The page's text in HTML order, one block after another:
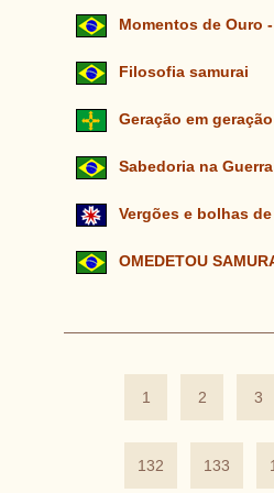
Momentos de Ouro
Filosofia samurai
Geração em geração
Sabedoria na Guerra
Vergões e bolhas
OMEDETOU
1 2 3
132 133